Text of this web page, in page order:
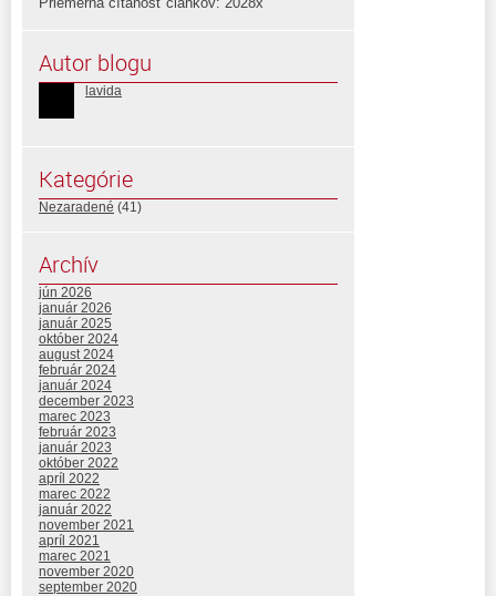
Autor blogu
lavida
Kategórie
Nezaradené (41)
Archív
jún 2026
január 2026
január 2025
október 2024
august 2024
február 2024
január 2024
december 2023
marec 2023
február 2023
január 2023
október 2022
apríl 2022
marec 2022
január 2022
november 2021
apríl 2021
marec 2021
november 2020
september 2020